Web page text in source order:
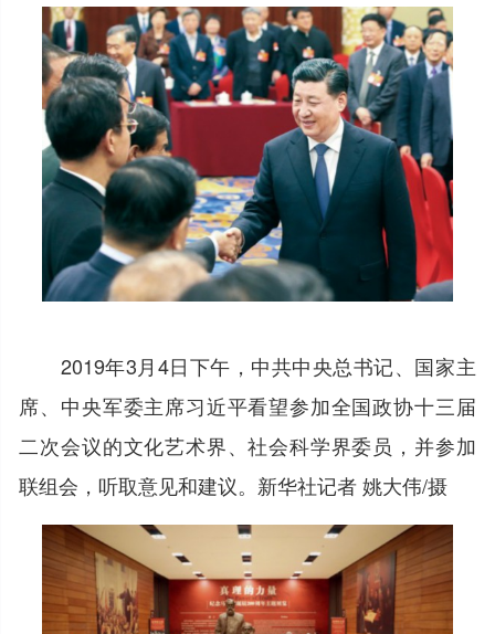
2019年3月4日下午，中共中央总书记、国家主
席、中央军委主席习近平看望参加全国政协十三届
二次会议的文化艺术界、社会科学界委员，并参加
联组会，听取意见和建议。新华社记者 姚大伟/摄